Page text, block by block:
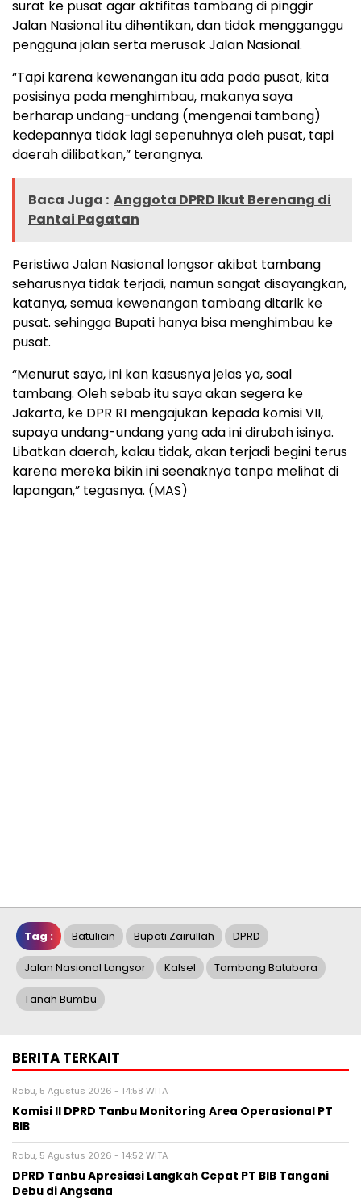
surat ke pusat agar aktifitas tambang di pinggir
Jalan Nasional itu dihentikan, dan tidak mengganggu
pengguna jalan serta merusak Jalan Nasional.
“Tapi karena kewenangan itu ada pada pusat, kita
posisinya pada menghimbau, makanya saya
berharap undang-undang (mengenai tambang)
kedepannya tidak lagi sepenuhnya oleh pusat, tapi
daerah dilibatkan,” terangnya.
Baca Juga : Anggota DPRD Ikut Berenang di
Pantai Pagatan
Peristiwa Jalan Nasional longsor akibat tambang
seharusnya tidak terjadi, namun sangat disayangkan,
katanya, semua kewenangan tambang ditarik ke
pusat. sehingga Bupati hanya bisa menghimbau ke
pusat.
“Menurut saya, ini kan kasusnya jelas ya, soal
tambang. Oleh sebab itu saya akan segera ke
Jakarta, ke DPR RI mengajukan kepada komisi VII,
supaya undang-undang yang ada ini dirubah isinya.
Libatkan daerah, kalau tidak, akan terjadi begini terus
karena mereka bikin ini seenaknya tanpa melihat di
lapangan,” tegasnya. (MAS)
Tag : Batulicin Bupati Zairullah DPRD
Jalan Nasional Longsor Kalsel Tambang Batubara
Tanah Bumbu
BERITA TERKAIT
Rabu, 5 Agustus 2026 - 14:58 WITA
Komisi II DPRD Tanbu Monitoring Area Operasional PT
BIB
Rabu, 5 Agustus 2026 - 14:52 WITA
DPRD Tanbu Apresiasi Langkah Cepat PT BIB Tangani
Debu di Angsana